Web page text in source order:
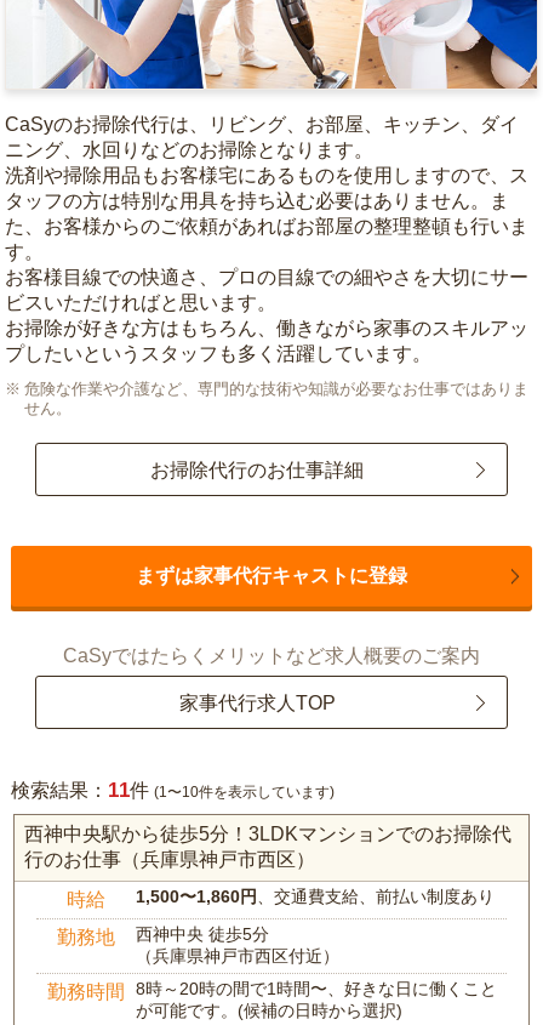
CaSyのお掃除代行は、リビング、お部屋、キッチン、ダイ
ニング、水回りなどのお掃除となります。
洗剤や掃除用品もお客様宅にあるものを使用しますので、ス
タッフの方は特別な用具を持ち込む必要はありません。ま
た、お客様からのご依頼があればお部屋の整理整頓も行いま
す。
お客様目線での快適さ、プロの目線での細やさを大切にサー
ビスいただければと思います。
お掃除が好きな方はもちろん、働きながら家事のスキルアッ
プしたいというスタッフも多く活躍しています。
危険な作業や介護など、専門的な技術や知識が必要なお仕事ではありま
せん。
お掃除代行のお仕事詳細
まずは家事代行キャストに登録
CaSyではたらくメリットなど求人概要のご案内
家事代行求人TOP
検索結果： 11件 (1〜10件を表示しています)
西神中央駅から徒歩5分！3LDKマンションでのお掃除代
行のお仕事（兵庫県神戸市西区）
時給 1,500〜1,860円、交通費支給、前払い制度あり
勤務地
西神中央 徒歩5分
（兵庫県神戸市西区付近）
勤務時間
8時～20時の間で1時間〜、好きな日に働くこと
が可能です。(候補の日時から選択)